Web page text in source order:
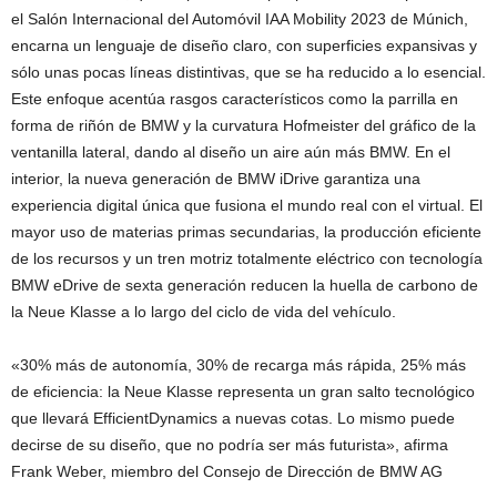
el Salón Internacional del Automóvil IAA Mobility 2023 de Múnich,
encarna un lenguaje de diseño claro, con superficies expansivas y
sólo unas pocas líneas distintivas, que se ha reducido a lo esencial.
Este enfoque acentúa rasgos característicos como la parrilla en
forma de riñón de BMW y la curvatura Hofmeister del gráfico de la
ventanilla lateral, dando al diseño un aire aún más BMW. En el
interior, la nueva generación de BMW iDrive garantiza una
experiencia digital única que fusiona el mundo real con el virtual. El
mayor uso de materias primas secundarias, la producción eficiente
de los recursos y un tren motriz totalmente eléctrico con tecnología
BMW eDrive de sexta generación reducen la huella de carbono de
la Neue Klasse a lo largo del ciclo de vida del vehículo.
«30% más de autonomía, 30% de recarga más rápida, 25% más
de eficiencia: la Neue Klasse representa un gran salto tecnológico
que llevará EfficientDynamics a nuevas cotas. Lo mismo puede
decirse de su diseño, que no podría ser más futurista», afirma
Frank Weber, miembro del Consejo de Dirección de BMW AG